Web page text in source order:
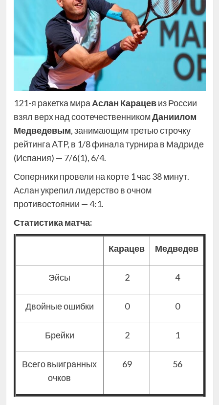
121-я ракетка мира Аслан Карацевиз России
взял верх над соотечественникомДаниилом
Медведевым, занимающим третью строчку
рейтинга ATP, в 1/8 финала турнира в Мадриде
(Испания) — 7/6(1), 6/4.
Соперники провели на корте 1 час 38 минут.
Аслан укрепил лидерство в очном
противостоянии — 4:1.
Статистика матча:
Карацев Медведев
Эйсы 2 4
Двойные ошибки 0 0
Брейки 2 1
Всего выигранных
очков
69 56